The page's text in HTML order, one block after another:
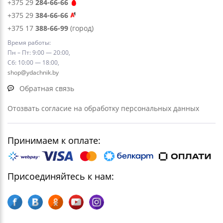
+375 29 284-66-66
+375 29 384-66-66
+375 17 388-66-99 (город)
Время работы:
Пн – Пт: 9:00 — 20:00,
Сб: 10:00 — 18:00,
shop@ydachnik.by
Обратная связь
Отозвать согласие на обработку персональных данных
Принимаем к оплате:
Присоединяйтесь к нам: